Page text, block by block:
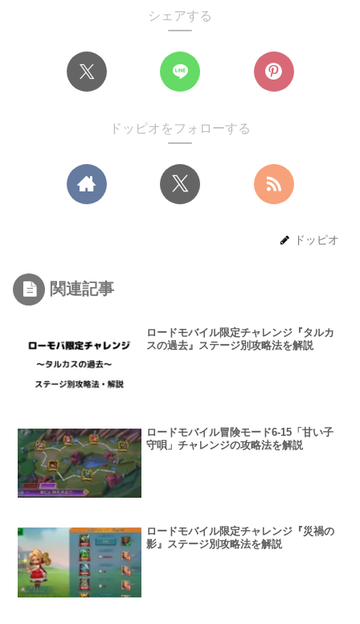
シェアする
ドッピオをフォローする
ドッピオ
関連記事
ロードモバイル限定チャレンジ『タルカ
スの過去』ステージ別攻略法を解説
ロードモバイル冒険モード6-15「甘い子
守唄」チャレンジの攻略法を解説
ロードモバイル限定チャレンジ『災禍の
影』ステージ別攻略法を解説